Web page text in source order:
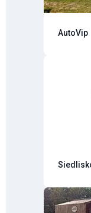
AutoVip